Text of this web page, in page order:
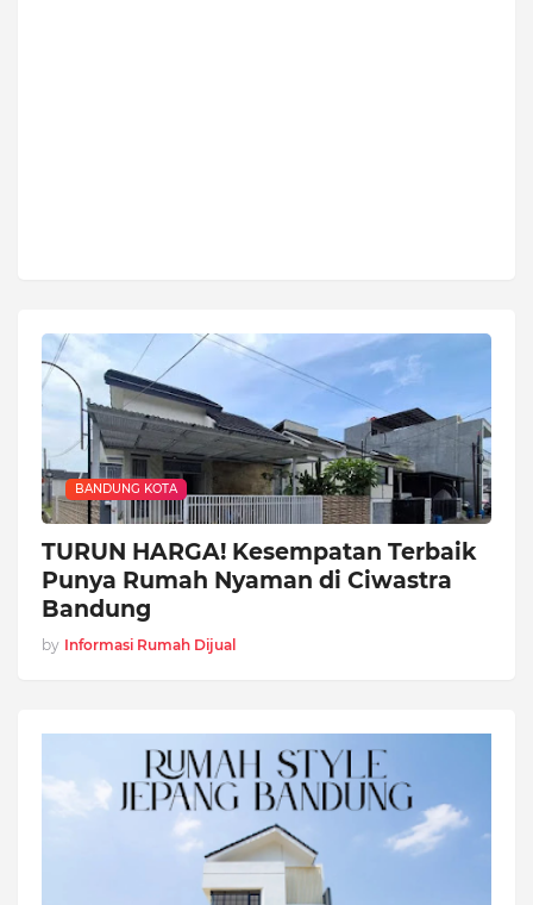
BANDUNG KOTA
TURUN HARGA! Kesempatan Terbaik
Punya Rumah Nyaman di Ciwastra
Bandung
by Informasi Rumah Dijual